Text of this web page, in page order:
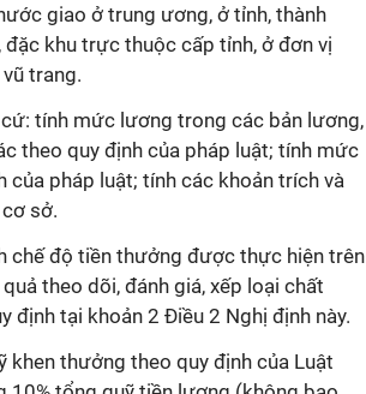
giao ở trung ương, ở tỉnh, thành
khu trực thuộc cấp tỉnh, ở đơn vị
trang.
tính mức lương trong các bản lương,
theo quy định của pháp luật; tính mức
của pháp luật; tính các khoản trích và
sở.
chế độ tiền thưởng được thực hiện trên
theo dõi, đánh giá, xếp loại chất
tại khoản 2 Điều 2 Nghị định này.
khen thưởng theo quy định của Luật